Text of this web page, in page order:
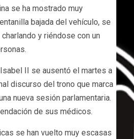
se ha mostrado muy
bajada del vehículo, se
y riéndose con un
II se ausentó el martes a
discurso del trono que marca
nueva sesión parlamentaria.
de sus médicos.
se han vuelto muy escasas